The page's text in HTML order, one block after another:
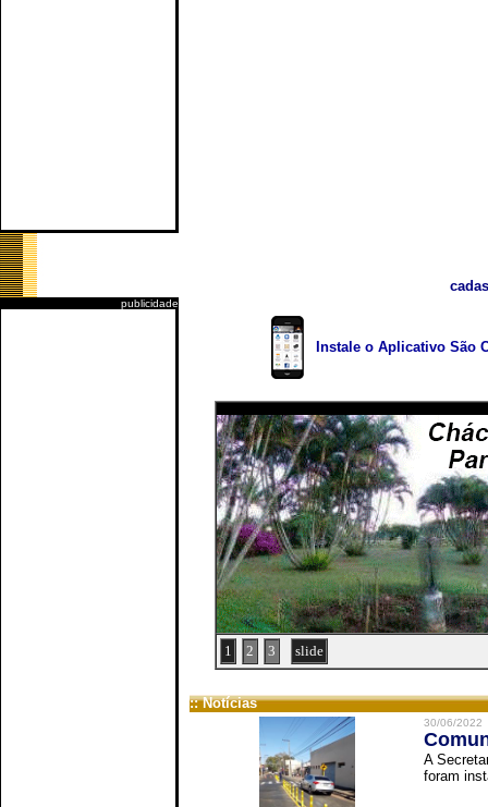
publicidade
Instale o Aplicativo São
1 2 3 slide
:: Notícias
30/06/2022
A
foram